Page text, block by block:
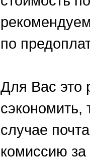
по
Для Вас это
сэкономить,
случае
комиссию за